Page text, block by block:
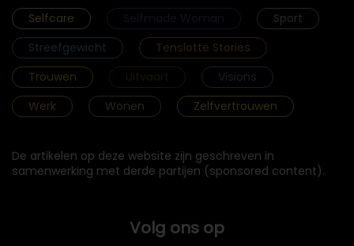
Selfcare
Selfmade Woman
Sport
Streefgewicht
Tenslotte Stories
Trouwen
Uitvaart
Visions
Werk
Wonen Zelfvertrouwen
De artikelen op deze website zijn geschreven in
samenwerking met derde partijen (sponsored content).
Volg ons op